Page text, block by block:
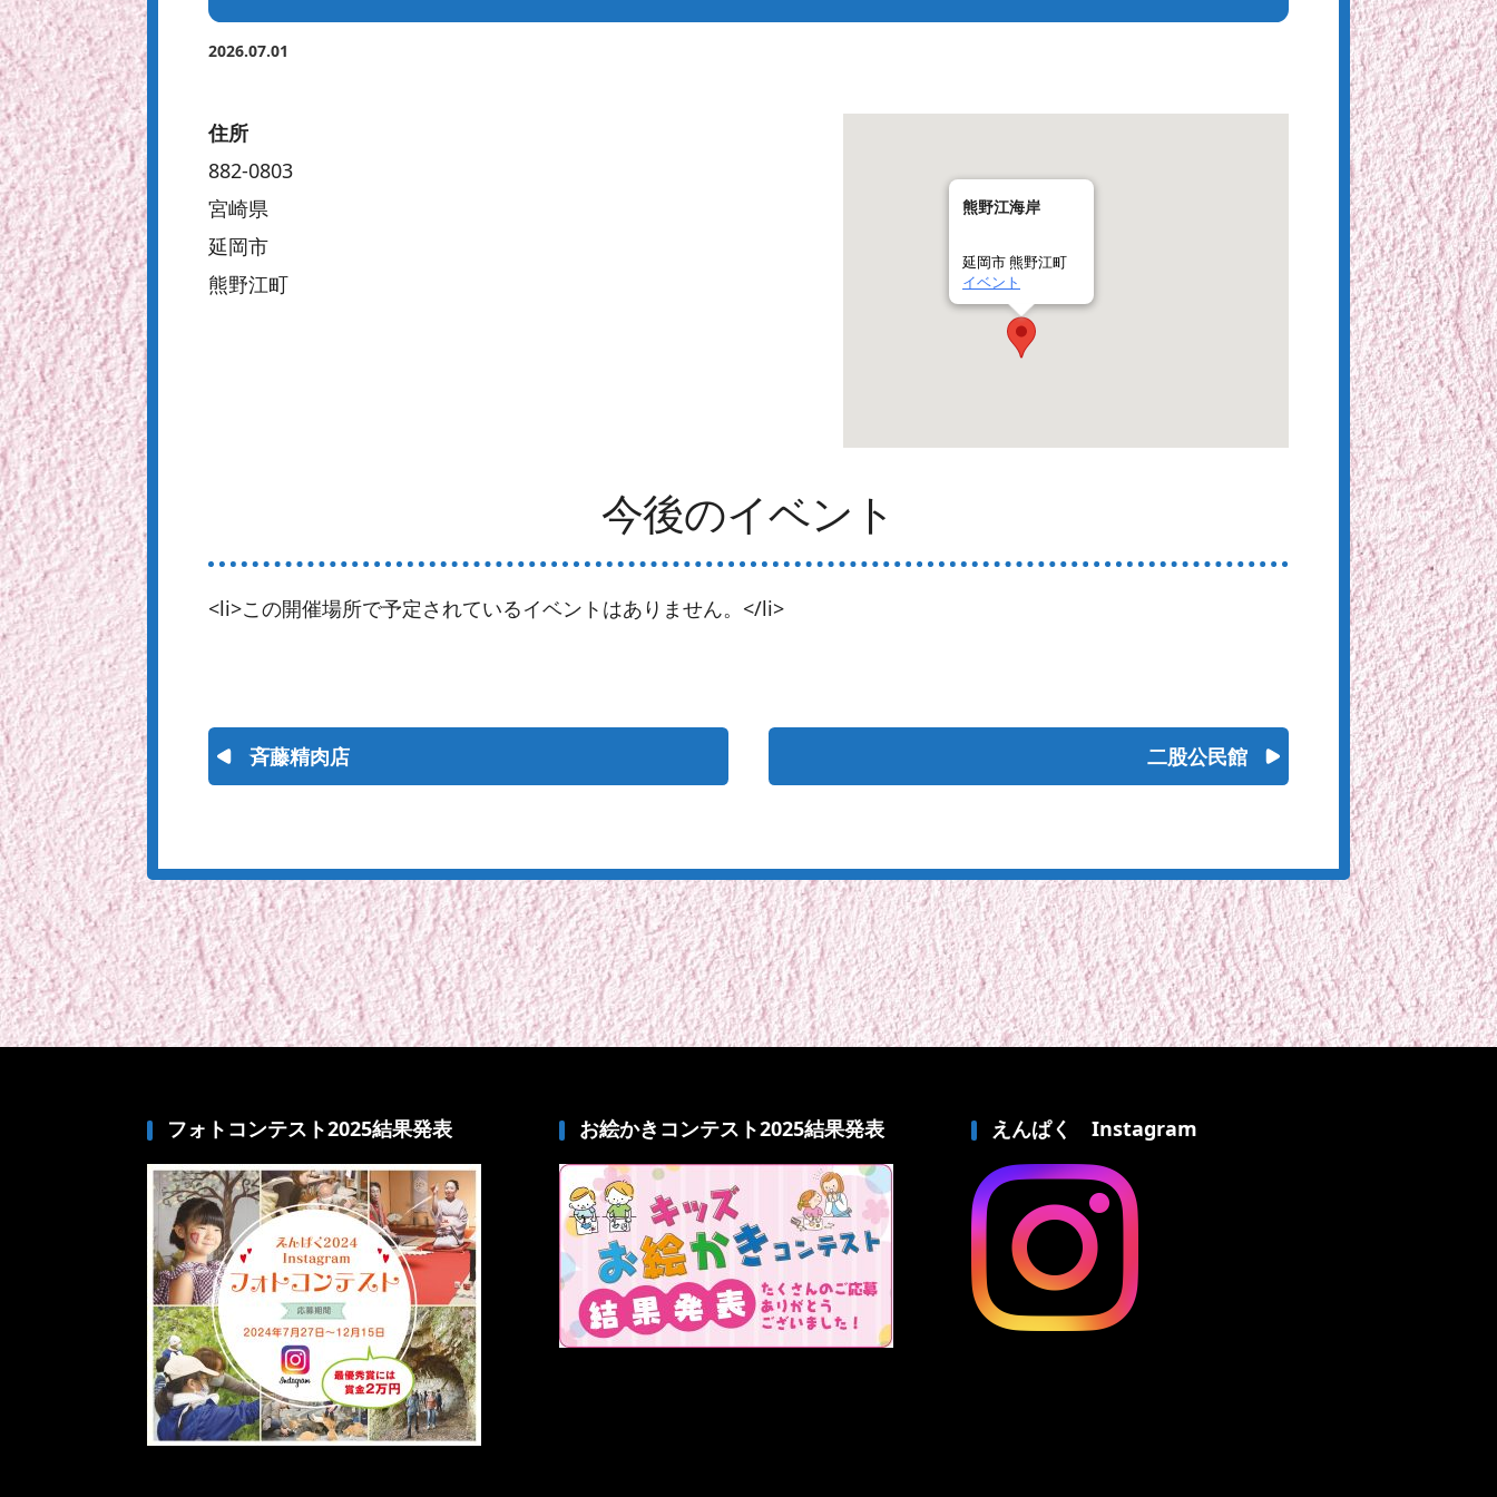
2026.07.01
熊野江海岸
延岡市 熊野江町
イベント
住所
882-0803
宮崎県
延岡市
熊野江町
今後のイベント
<li>この開催場所で予定されているイベントはありません。</li>
斉藤精肉店 二股公民館
フォトコンテスト2025結果発表 お絵かきコンテスト2025結果発表 えんぱく Instagram